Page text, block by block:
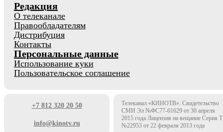
Редакция
О телеканале
Правообладателям
Дистрибуция
Контакты
Персональные данные
Использование куки
Пользовательское соглашение
+7 812 320 20 50
info@kinotv.ru
Телеканал «КИНОТВ». Свидетельство
СМИ Эл №ФС77-61629 от 30 апреля
2015 года Лицензия на вещание Серия
№22953 от 22 февраля 2013 года